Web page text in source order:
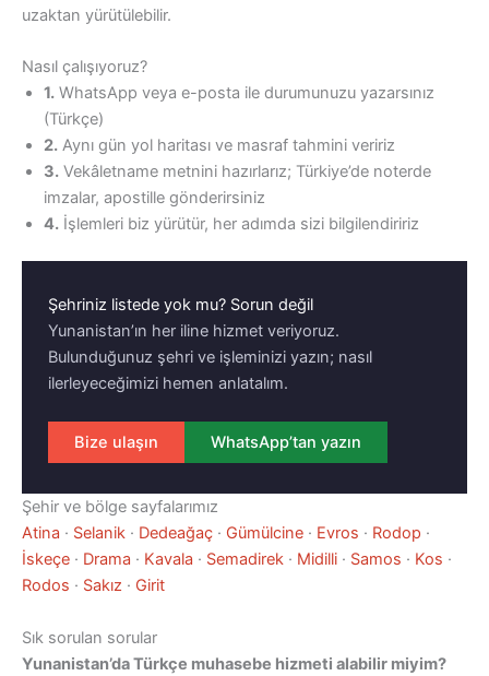
uzaktan yürütülebilir.
Nasıl çalışıyoruz?
1. WhatsApp veya e-posta ile durumunuzu yazarsınız
(Türkçe)
2. Aynı gün yol haritası ve masraf tahmini veririz
3. Vekâletname metnini hazırlarız; Türkiye’de noterde
imzalar, apostille gönderirsiniz
4. İşlemleri biz yürütür, her adımda sizi bilgilendiririz
Şehriniz listede yok mu? Sorun değil
Yunanistan’ın her iline hizmet veriyoruz.
Bulunduğunuz şehri ve işleminizi yazın; nasıl
ilerleyeceğimizi hemen anlatalım.
Bize ulaşın WhatsApp’tan yazın
Şehir ve bölge sayfalarımız
Atina · Selanik · Dedeağaç · Gümülcine · Evros · Rodop ·
İskeçe · Drama · Kavala · Semadirek · Midilli · Samos · Kos ·
Rodos · Sakız · Girit
Sık sorulan sorular
Yunanistan’da Türkçe muhasebe hizmeti alabilir miyim?